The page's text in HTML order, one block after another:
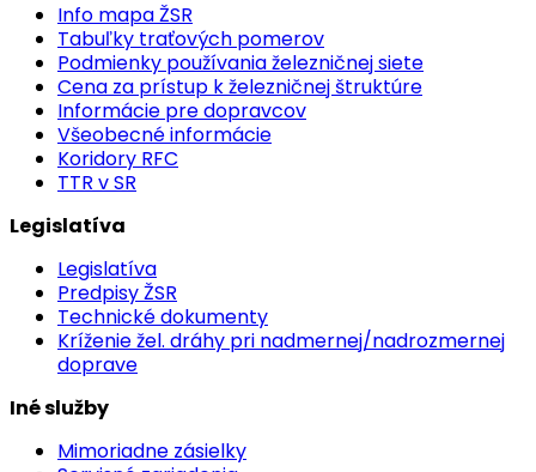
Info mapa ŽSR
Tabuľky traťových pomerov
Podmienky používania železničnej siete
Cena za prístup k železničnej štruktúre
Informácie pre dopravcov
Všeobecné informácie
Koridory RFC
TTR v SR
Legislatíva
Legislatíva
Predpisy ŽSR
Technické dokumenty
Kríženie žel. dráhy pri nadmernej/nadrozmernej
doprave
Iné služby
Mimoriadne zásielky